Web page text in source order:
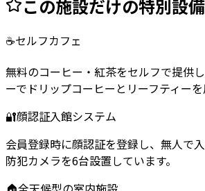
この施設だけの特別設備
☕セルフカフェ
無料のコーヒー・紅茶をセルフで提供
ーでドリップコーヒーとリーフティーを
🔐顔認証入館システム
会員登録時に顔認証を登録し、無人で
防犯カメラを6台設置しています。